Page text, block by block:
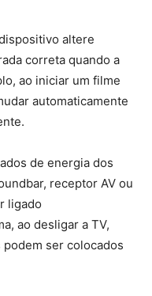
altere
correta quando a
ao iniciar um filme
automaticamente
de energia dos
receptor AV ou
ligado
ao desligar a TV,
ser colocados